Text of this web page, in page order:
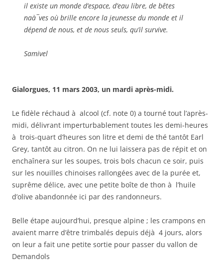
il existe un monde d’espace, d’eau libre, de bêtes
naà¯ves où brille encore la jeunesse du monde et il
dépend de nous, et de nous seuls, qu’il survive.
Samivel
Gialorgues, 11 mars 2003, un mardi après-midi.
Le fidèle réchaud à alcool (cf. note 0) a tourné tout l’après-
midi, délivrant imperturbablement toutes les demi-heures
à trois-quart d’heures son litre et demi de thé tantôt Earl
Grey, tantôt au citron. On ne lui laissera pas de répit et on
enchaînera sur les soupes, trois bols chacun ce soir, puis
sur les nouilles chinoises rallongées avec de la purée et,
suprême délice, avec une petite boîte de thon à l’huile
d’olive abandonnée ici par des randonneurs.
Belle étape aujourd’hui, presque alpine ; les crampons en
avaient marre d’être trimbalés depuis déjà 4 jours, alors
on leur a fait une petite sortie pour passer du vallon de
Demandols